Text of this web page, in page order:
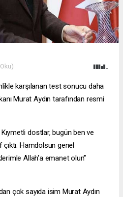
karşılanan test sonucu daha
Murat Aydın tarafından resmi
Kıymetli dostlar, bugün ben ve
Hamdolsun genel
Allah’a emanet olun”
çok sayıda isim Murat Aydın